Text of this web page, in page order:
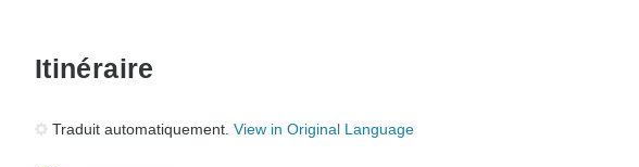
Itinéraire
Traduit automatiquement. View in Original Language